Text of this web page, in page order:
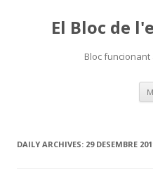
El Bloc de
Bloc
DAILY ARCHIVES: 29 DESEMBRE